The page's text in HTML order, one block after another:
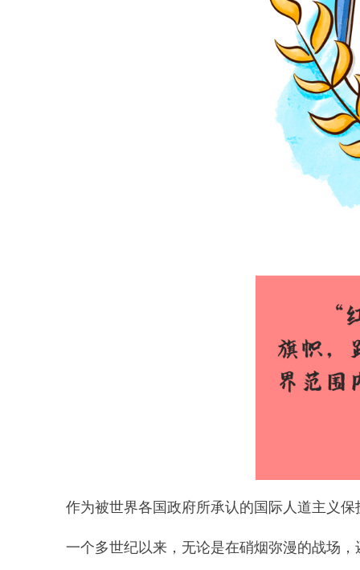
作为被世界各国政府所承认的国际人道主义
一个多世纪以来，无论是在硝烟弥漫的战场